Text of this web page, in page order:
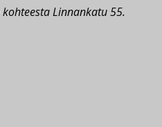
Linnankatu 55.